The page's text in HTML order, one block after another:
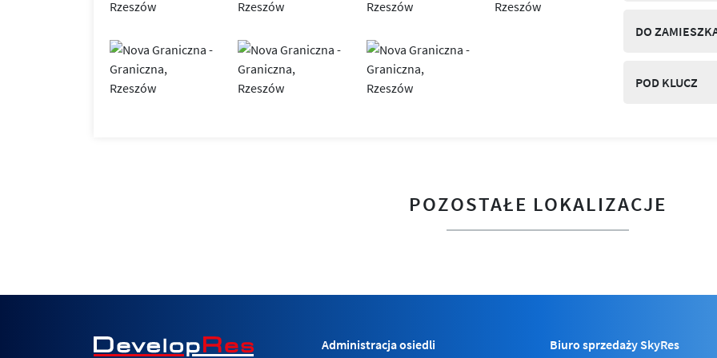
DO
POD KLUCZ
POZOSTAŁE LOKALIZACJE
Administracja osiedli Biuro sprzedaży SkyRes